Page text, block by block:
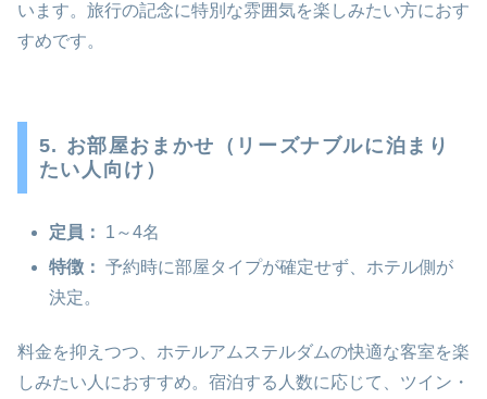
います。旅行の記念に特別な雰囲気を楽しみたい方におす
すめです。
5. お部屋おまかせ（リーズナブルに泊まり
たい人向け）
定員：
1～4名
特徴： 予約時に部屋タイプが確定せず、ホテル側が
決定。
料金を抑えつつ、ホテルアムステルダムの快適な客室を楽
しみたい人におすすめ。宿泊する人数に応じて、ツイン・